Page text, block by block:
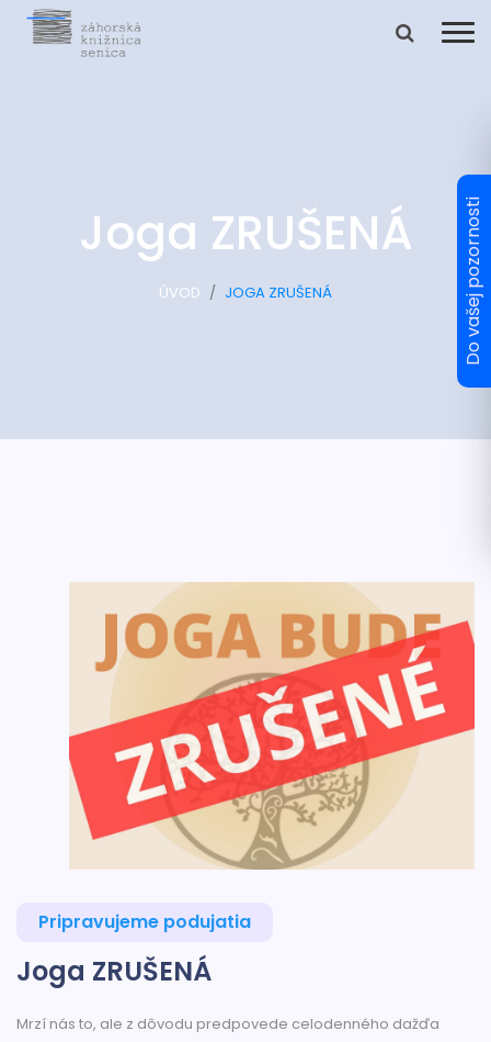
Joga ZRUŠENÁ
ÚVOD JOGA ZRUŠENÁ
Pripravujeme podujatia
Joga ZRUŠENÁ
Mrzí nás to, ale z dôvodu predpovede celodenného dažďa